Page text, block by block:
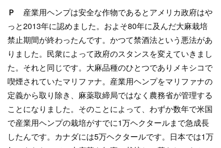
Ｐ 産業用ヘンプは安全な作物であるとアメリカ政府はや
っと2013年に認めました。およそ80年に及んだ大麻栽培
禁止期間が終わったんです。かつて禁酒法という悪法があ
りました。民衆によって政府のスタンスを変えていきまし
た。それと同じです。大麻品種のひとつでありメキシコで
喫煙されていたマリファナ。産業用ヘンプをマリファナの
定義から取り除き、麻薬取締局ではなく農務省が管理する
ことになりました。そのことによって、わずか数年で米国
で産業用ヘンプの栽培がすでに1万ヘクタールまで急成長
したんです。カナダには5万ヘクタールです。日本では1万